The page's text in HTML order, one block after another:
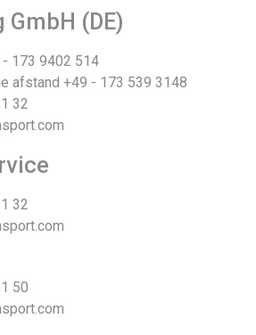
GmbH (DE)
173 9402 514
afstand +49 - 173 539 3148
32
32
50